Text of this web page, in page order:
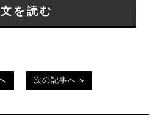
を読む
次の記事へ »